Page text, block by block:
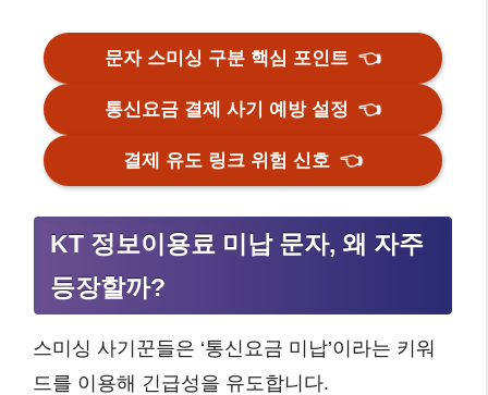
문자 스미싱 구분 핵심 포인트👈
통신요금 결제 사기 예방 설정👈
결제 유도 링크 위험 신호👈
KT 정보이용료 미납 문자, 왜 자주
등장할까?
스미싱 사기꾼들은 ‘통신요금 미납’이라는 키워
드를 이용해 긴급성을 유도합니다.